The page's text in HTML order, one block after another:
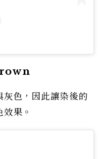
色，因此讓染後的
果。